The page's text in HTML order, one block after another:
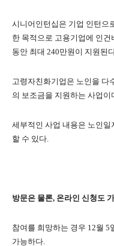
시니어인턴십은 기업 인턴으
한 목적으로 고용기업에 인
동안 최대 240만원이 지원된
고령자친화기업은 노인을 다
의 보조금을 지원하는 사업이
세부적인 사업 내용은 노인일
할 수 있다.
방문은 물론, 온라인 신청도
참여를 희망하는 경우 12월 5
가능하다.